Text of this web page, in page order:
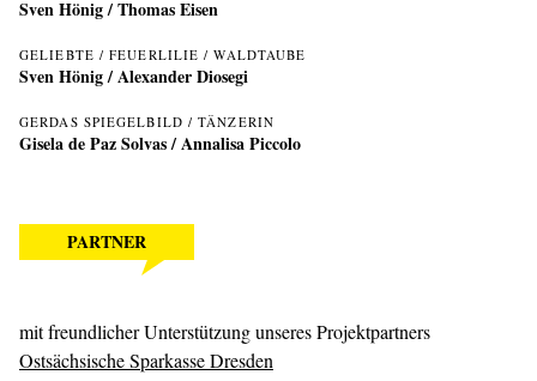
Sven Hönig/Thomas Eisen
GELIEBTE / FEUERLILIE / WALDTAUBE
Sven Hönig/Alexander Diosegi
GERDAS SPIEGELBILD / TÄNZERIN
Gisela de Paz Solvas/ Annalisa Piccolo
PARTNER
mit freundlicher Unterstützung unseres Projektpartners
Ostsächsische Sparkasse Dresden